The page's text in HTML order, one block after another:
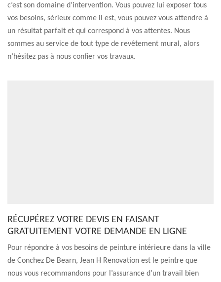
c’est son domaine d’intervention. Vous pouvez lui exposer tous
vos besoins, sérieux comme il est, vous pouvez vous attendre à
un résultat parfait et qui correspond à vos attentes. Nous
sommes au service de tout type de revêtement mural, alors
n’hésitez pas à nous confier vos travaux.
RÉCUPÉREZ VOTRE DEVIS EN FAISANT
GRATUITEMENT VOTRE DEMANDE EN LIGNE
Pour répondre à vos besoins de peinture intérieure dans la ville
de Conchez De Bearn, Jean H Renovation est le peintre que
nous vous recommandons pour l’assurance d’un travail bien